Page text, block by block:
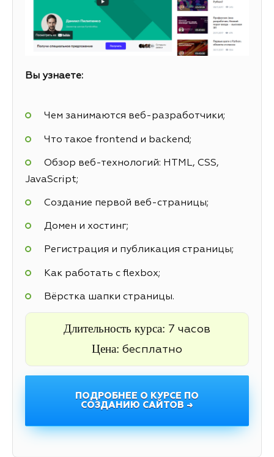
Вы узнаете:
Чем занимаются веб-разработчики;
Что такое frontend и backend;
Обзор веб-технологий: HTML, CSS,
JavaScript;
Создание первой веб-страницы;
Домен и хостинг;
Регистрация и публикация страницы;
Как работать с flexbox;
Вёрстка шапки страницы.
Длительность курса: 7 часов
Цена: бесплатно
ПОДРОБНЕЕ О КУРСЕ ПО
СОЗДАНИЮ САЙТОВ →